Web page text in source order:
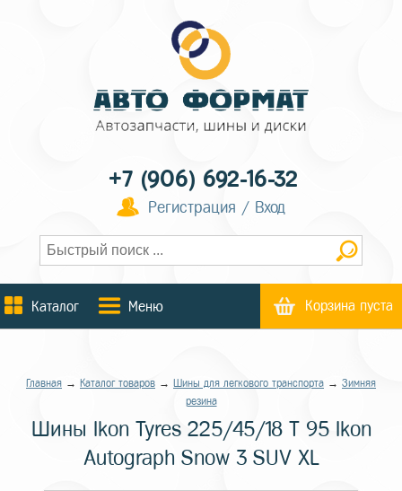
+7 (906) 692-16-32
Регистрация / Вход
Каталог Меню Корзина пуста
Главная → Каталог товаров → Шины для легкового транспорта → Зимняя
резина
Шины Ikon Tyres 225/45/18 T 95 Ikon
Autograph Snow 3 SUV XL